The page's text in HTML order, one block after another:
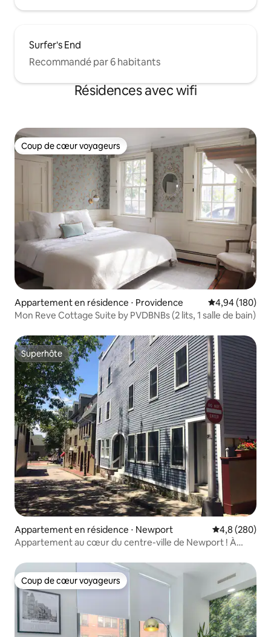
Surfer's End
Recommandé par 6 habitants
Résidences avec wifi
Coup de cœur voyageurs
Coup de cœur voyageurs
Appartement en résidence ⋅ Providence Évaluation
4,94 (180)
Mon Reve Cottage Suite by PVDBNBs (2 lits, 1 salle de bain)
Superhôte
Superhôte
Appartement en résidence ⋅ Newport Évaluation
4,8 (280)
Appartement au cœur du centre-ville de Newport ! À
Coup de cœur voyageurs
Coup de cœur voyageurs